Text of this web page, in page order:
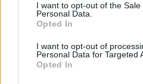
I want to opt-out of the Sale
Personal Data.
Opted In
I want to opt-out of
Personal Data for Targeted
Opted In